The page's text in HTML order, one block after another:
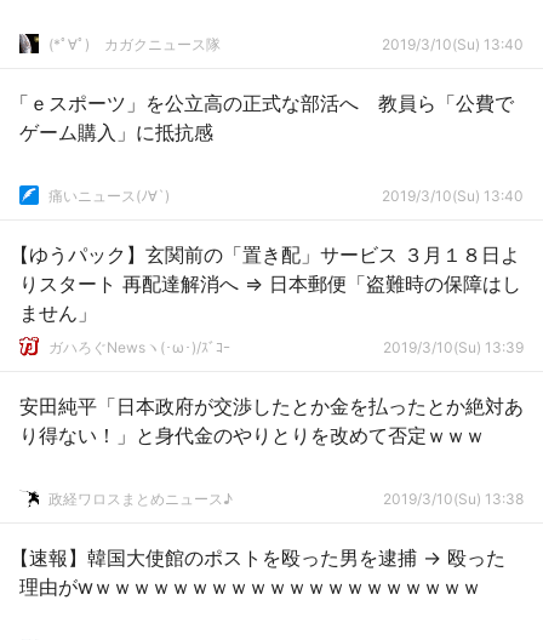
(*ﾟ∀ﾟ)ゞカガクニュース隊 2019/3/10(Su) 13:40
「ｅスポーツ」を公立高の正式な部活へ 教員ら「公費で
ゲーム購入」に抵抗感
痛いニュース(ﾉ∀`) 2019/3/10(Su) 13:40
【ゆうパック】玄関前の「置き配」サービス ３月１８日よ
りスタート 再配達解消へ ⇒ 日本郵便「盗難時の保障はし
ません」
ガハろぐNewsヽ(･ω･)/ｽﾞｺｰ 2019/3/10(Su) 13:39
安田純平「日本政府が交渉したとか金を払ったとか絶対あ
り得ない！」と身代金のやりとりを改めて否定ｗｗｗ
政経ワロスまとめニュース♪ 2019/3/10(Su) 13:38
【速報】韓国大使館のポストを殴った男を逮捕 → 殴った
理由がwｗｗｗｗｗｗｗｗｗｗｗｗｗｗｗｗｗｗｗｗ